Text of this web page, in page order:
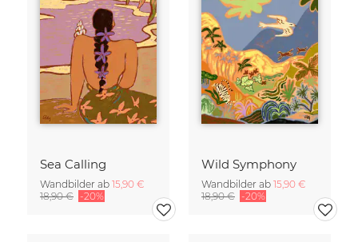
Sea Calling
Wandbilder ab 15,90 €
18,90 € -20%
Wild Symphony
Wandbilder ab 15,90 €
18,90 € -20%